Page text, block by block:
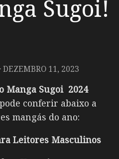
Sugoi!
·DEZEMBRO 11, 2023
Manga Sugoi 2024
conferir abaixo a
mangás do ano:
Leitores Masculinos